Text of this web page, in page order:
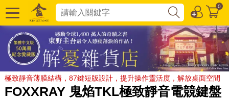
0
極致靜音薄膜結構，87鍵短版設計，提升操作靈活度，解放桌面空間
FOXXRAY 鬼焰TKL極致靜音電競鍵盤